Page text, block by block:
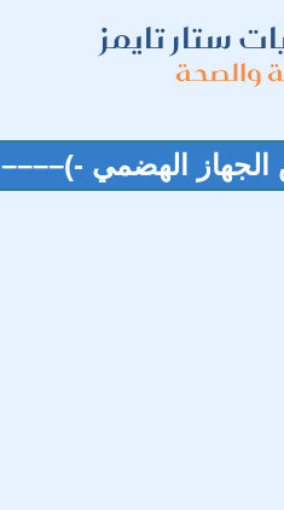
ستار تايمز
والصحة
الهضمي -)––––